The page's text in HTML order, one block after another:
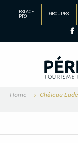
principal
ESPACE
PRO
GROUPES
Home Château